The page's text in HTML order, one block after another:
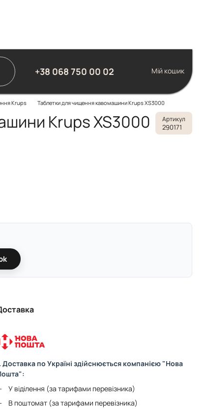
+38 068 750 00 02 Мій кошик
Krups Таблетки для чищення кавомашини Krups XS3000
Krups XS3000 Артикул
290171
Доставка по Україні здійснюється компанією "Нова
У віділення (за тарифами перевізника)
В поштомат (за тарифами перевізника)